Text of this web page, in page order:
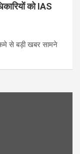
को IAS
से बड़ी खबर सामने